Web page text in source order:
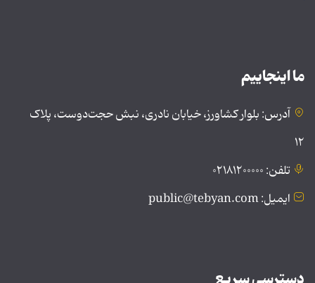
ما اینجاییم
آدرس: بلوار کشاورز، خیابان نادری، نبش حجت‌دوست، پلاک
۱۲
تلفن: ۰۲۱۸۱۲۰۰۰۰۰
ایمیل: public@tebyan.com